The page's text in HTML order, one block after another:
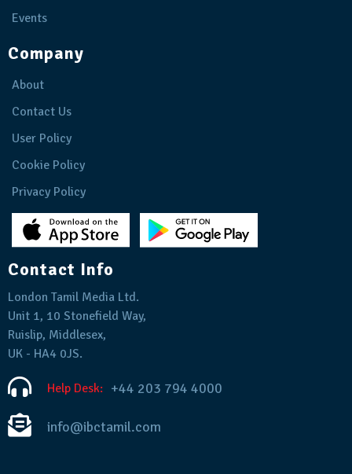
Events
Company
About
Contact Us
User Policy
Cookie Policy
Privacy Policy
Contact Info
London Tamil Media Ltd.
Unit 1, 10 Stonefield Way,
Ruislip, Middlesex,
UK - HA4 0JS.
Help Desk: +44 203 794 4000
info@ibctamil.com